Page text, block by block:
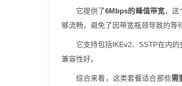
它提供了6Mbps的峰值带宽，这
够流畅，避免了因带宽瓶颈导致的等
它支持包括IKEv2、SSTP在内的
兼容性好。
综合来看，这类套餐适合那些需